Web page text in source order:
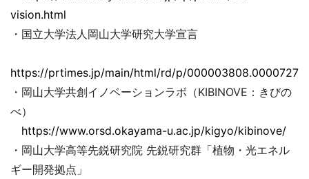
vision.html
・国立大学法人岡山大学研究大学宣言
https://prtimes.jp/main/html/rd/p/
・岡山大学共創イノベーションラボ（KIBINOVE：きびの
べ）
https://www.orsd.okayama-u.ac.jp/kigyo/kibinove/
・岡山大学高等先鋭研究院 先鋭研究群「植物・光エネル
ギー開発拠点」